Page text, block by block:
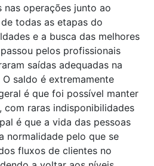
operações junto ao
todas as etapas do
e a busca das melhores
pelos profissionais
saídas adequadas na
saldo é extremamente
é que foi possível manter
com raras indisponibilidades
é que a vida das pessoas
normalidade pelo que se
fluxos de clientes no